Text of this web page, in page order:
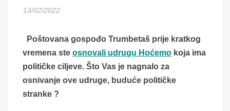
13/02/2022
Poštovana gospođo Trumbetaš prije kratkog
vremena steosnovali udrugu Hoćemo koja ima
političke ciljeve. Što Vas je nagnalo za
osnivanje ove udruge, buduće političke
stranke ?